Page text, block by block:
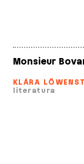
Monsieur
KLÁRA
literatura